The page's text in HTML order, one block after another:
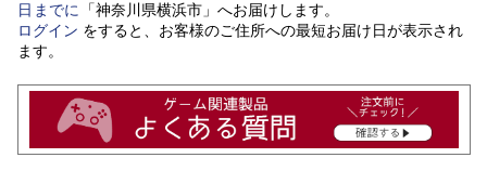
日 までに 「神奈川県横浜市」 へお届けします。
ログイン をすると、お客様のご住所への最短お届け日が表示され
ます。